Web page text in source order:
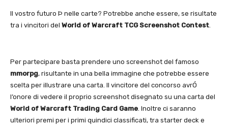
Il vostro futuro Þ nelle carte? Potrebbe anche essere, se risultate
tra i vincitori del World of Warcraft TCG Screenshot Contest.
Per partecipare basta prendere uno screenshot del famoso
mmorpg, risultante in una bella immagine che potrebbe essere
scelta per illustrare una carta. Il vincitore del concorso avrÓ
l’onore di vedere il proprio screenshot disegnato su una carta del
World of Warcraft Trading Card Game. Inoltre ci saranno
ulteriori premi per i primi quindici classificati, tra starter deck e